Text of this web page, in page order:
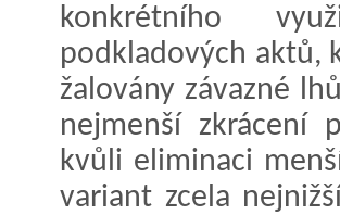
konkrétního
podkladových aktů,
žalovány závazné
nejmenší zkrácení
kvůli eliminaci
variant zcela